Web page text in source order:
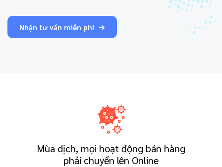
Nhận tư vấn miễn phí
Mùa dịch, mọi hoạt động bán hàng
phải chuyển lên Online